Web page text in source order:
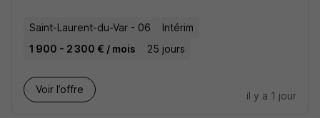
Saint-Laurent-du-Var - 06
Intérim
1 900 - 2 300 € / mois
25 jours
Voir l’offre
il y a 1 jour